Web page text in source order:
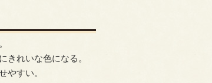
きれいな色になる。
やすい。